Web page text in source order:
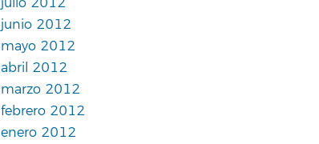
julio 2012
junio 2012
mayo 2012
abril 2012
marzo 2012
febrero 2012
enero 2012